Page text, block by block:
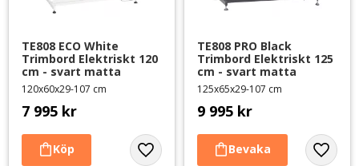
TE808 ECO White
Trimbord Elektriskt 120
cm - svart matta
120x60x29-107 cm
7 995 kr
Lägg till i favoriter
TE808 PRO Black
Trimbord Elektriskt 125
cm - svart matta
125x65x29-107 cm
9 995 kr
Lägg